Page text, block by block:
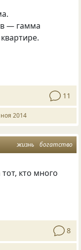
— гамма
11
2014
жизнь богатство
кто много
8